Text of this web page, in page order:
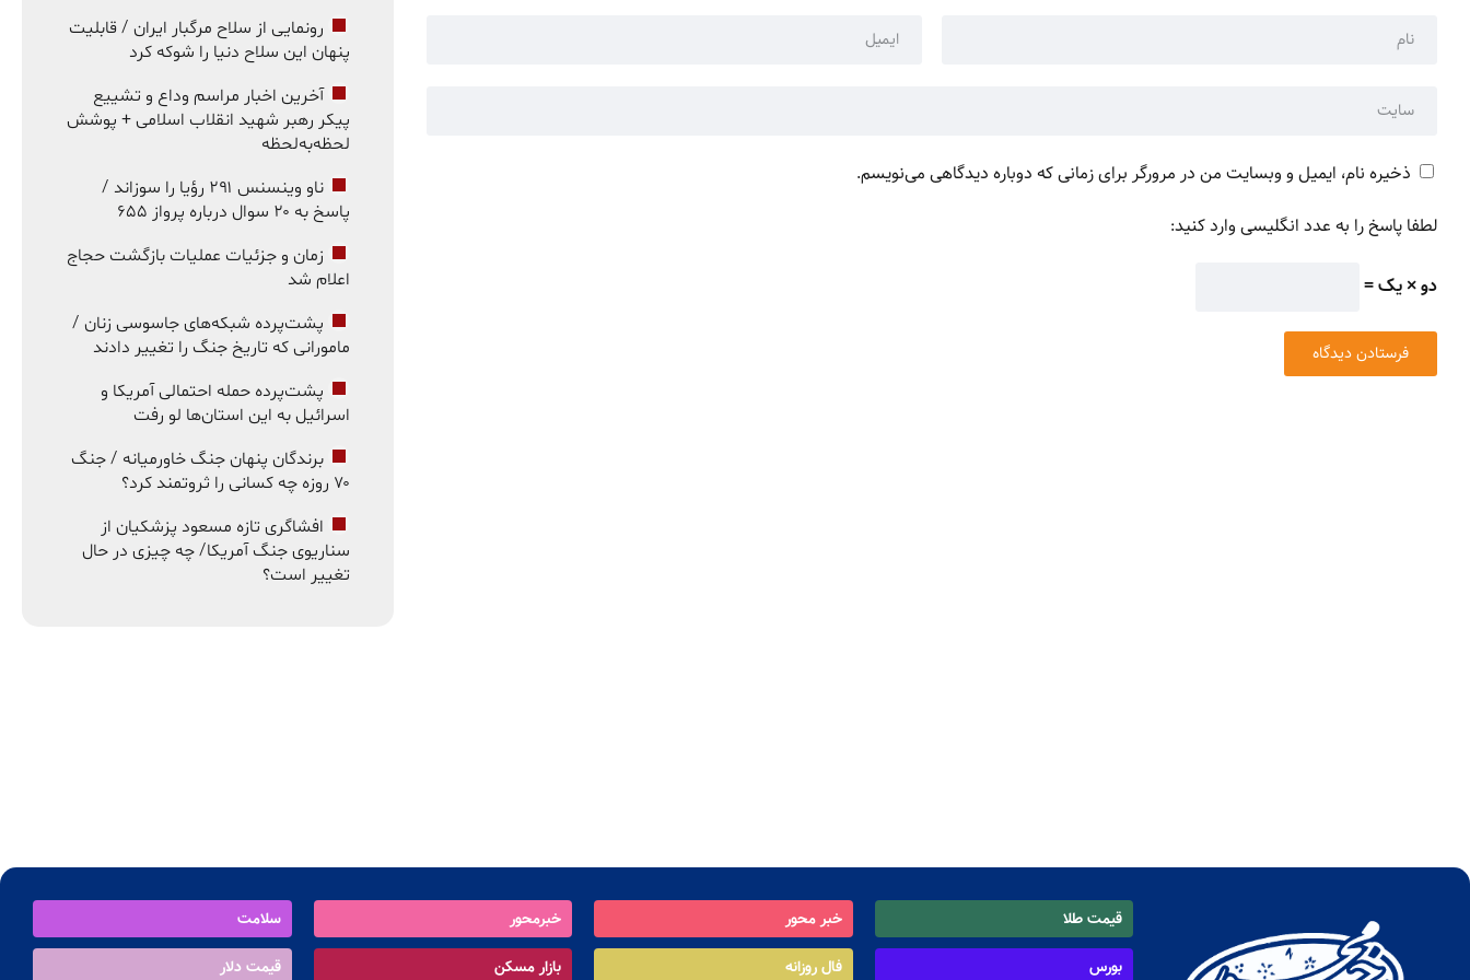
ذخیره نام، ایمیل و وبسایت من در مرورگر برای زمانی که دوباره دیدگاهی می‌نویسم.
لطفا پاسخ را به عدد انگلیسی وارد کنید:
دو × یک =
رونمایی از سلاح مرگبار ایران / قابلیت
پنهان این سلاح دنیا را شوکه کرد
آخرین اخبار مراسم وداع و تشییع
پیکر رهبر شهید انقلاب اسلامی + پوشش
لحظه‌به‌لحظه
ناو وینسنس ۲۹۱ رؤیا را سوزاند /
پاسخ به ۲۰ سوال درباره پرواز ۶۵۵
زمان و جزئیات عملیات بازگشت حجاج
اعلام شد
پشت‌پرده شبکه‌های جاسوسی زنان /
مامورانی که تاریخ جنگ را تغییر دادند
پشت‌پرده حمله احتمالی آمریکا و
اسرائیل به این استان‌ها لو رفت
برندگان پنهان جنگ خاورمیانه / جنگ
۷۰ روزه چه کسانی را ثروتمند کرد؟
افشاگری تازه مسعود پزشکیان از
سناریوی جنگ آمریکا/ چه چیزی در حال
تغییر است؟
قیمت طلا خبر محور خبرمحور
سلامت
بورس
فال روزانه بازار مسکن قیمت دلار